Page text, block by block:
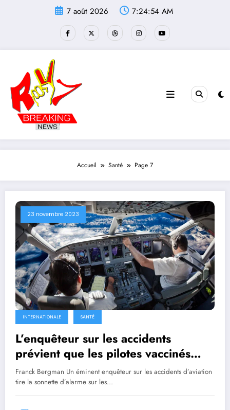
7 août 2026 7:24:55 AM
Accueil Santé Page 7
23 novembre 2023
INTERNATIONALE SANTÉ
L’enquêteur sur les accidents
prévient que les pilotes vaccinés
mettent les passagers en danger
Franck Bergman Un éminent enquêteur sur les accidents d’aviation
tire la sonnette d’alarme sur les…